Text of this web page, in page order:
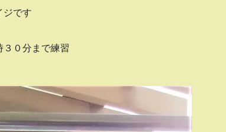
ジです
３０分まで練習